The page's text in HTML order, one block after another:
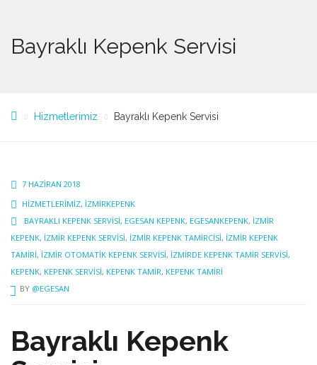
Bayraklı Kepenk Servisi
Hizmetlerimiz Bayraklı Kepenk Servisi
7 HAZIRAN 2018
HIZMETLERIMIZ, IZMIRKEPENK
BAYRAKLI KEPENK SERVISI, EGESAN KEPENK, EGESANKEPENK, İZMIR
KEPENK, İZMIR KEPENK SERVISI, İZMIR KEPENK TAMIRCISI, İZMIR KEPENK
TAMIRI, IZMIR OTOMATIK KEPENK SERVISI, İZMIRDE KEPENK TAMIR SERVISI,
KEPENK, KEPENK SERVISI, KEPENK TAMIR, KEPENK TAMIRI
BY @EGESAN
Bayraklı Kepenk